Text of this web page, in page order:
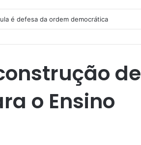
é defesa da ordem democrática
de
o Ensino